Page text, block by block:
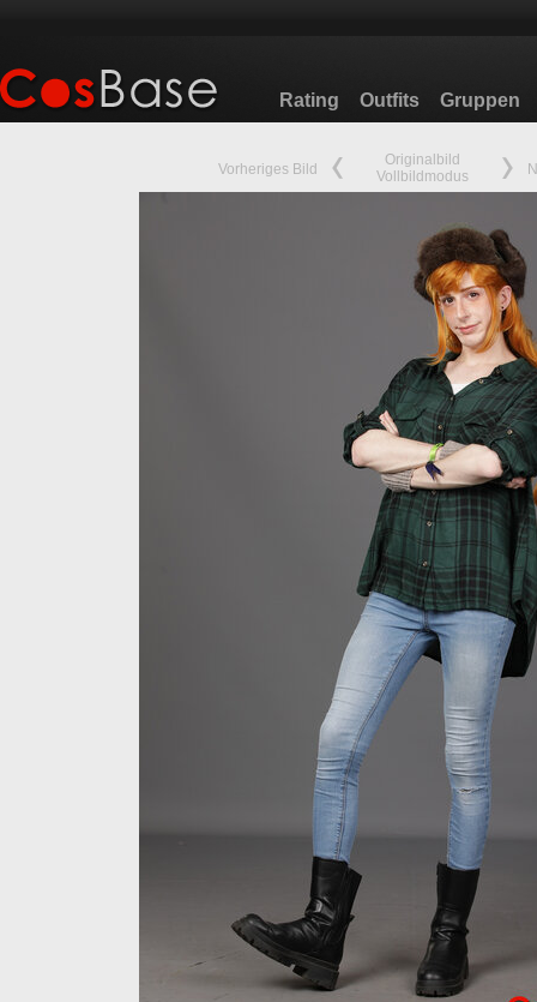
Rating Outfits Gruppen
Vorheriges Bild
Originalbild
Vollbildmodus